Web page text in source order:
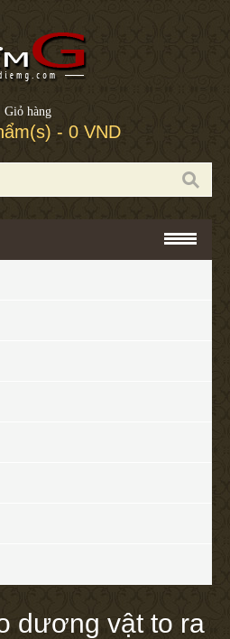
Giỏ hàng
- 0 VND
dương vật to ra